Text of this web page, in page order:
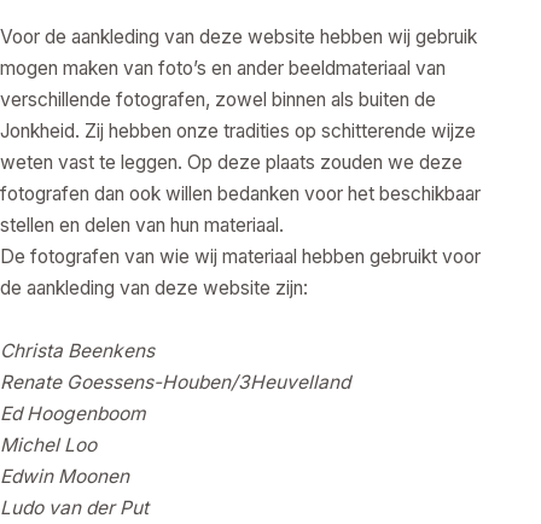
Voor de aankleding van deze website hebben wij gebruik
mogen maken van foto’s en ander beeldmateriaal van
verschillende fotografen, zowel binnen als buiten de
Jonkheid. Zij hebben onze tradities op schitterende wijze
weten vast te leggen. Op deze plaats zouden we deze
fotografen dan ook willen bedanken voor het beschikbaar
stellen en delen van hun materiaal.
De fotografen van wie wij materiaal hebben gebruikt voor
de aankleding van deze website zijn:
Christa Beenkens
Renate Goessens-Houben/3Heuvelland
Ed Hoogenboom
Michel Loo
Edwin Moonen
Ludo van der Put